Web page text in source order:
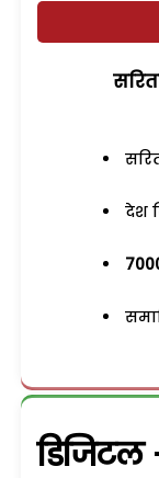
देश
डिजिटल